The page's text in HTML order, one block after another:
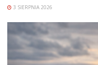
3 SIERPNIA 2026